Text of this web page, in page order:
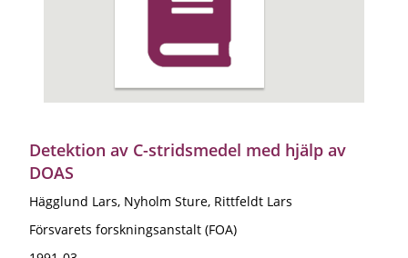
Detektion av C-stridsmedel med hjälp av
DOAS
Hägglund Lars, Nyholm Sture, Rittfeldt Lars
Försvarets forskningsanstalt (FOA)